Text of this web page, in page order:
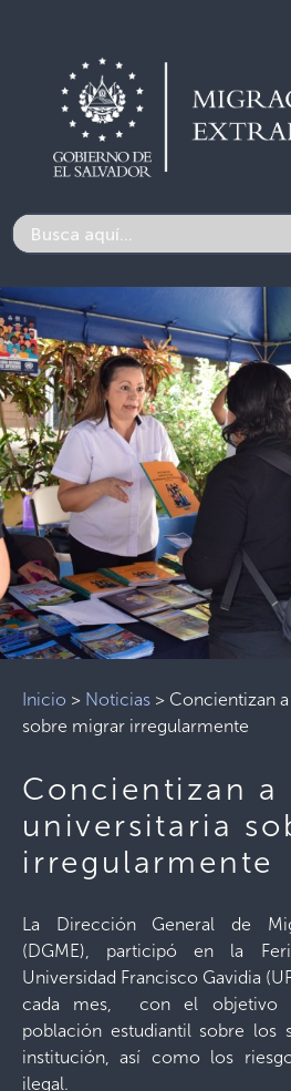
Inicio > Noticias > Concientizan
sobre migrar irregularmente
Concientizan a
universitaria
irregularmente
La Dirección General de
(DGME), participó en la
Universidad Francisco Gavidia
cada mes, con el objetivo
población estudiantil sobre los
institución, así como los
ilegal.